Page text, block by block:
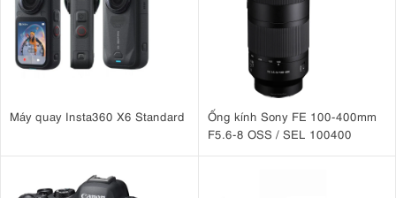
Chân máy ảnh K&F Concept O254C2 + BH-36 KF09.123 được trang
bịđầu bi BH-36 bằng hợp kim nhôm với đường kính 36mm
khả năng xoay toàn cảnh
và điều chỉnh góc máy linh hoạt.
Đầu bi có thể chuyển đổi nhanh giữa chế độ chụp ngang và chụp
dọc, đồng thời khóa cố định máy ảnh chắc chắn chỉ với một thao tác.
Vòng chia độ panorama tích hợp hỗ trợ căn chỉnh chính xác khi chụp
ảnh phong cảnh, kiến trúc hoặc tạo ảnh panorama có độ ghép cao,
giúp người dùng dễ dàng thực hiện các khung hình chuyên nghiệp.
Máy quay Insta360 X6 Standard
Ống kính Sony FE 100-400mm
F5.6-8 OSS / SEL 100400